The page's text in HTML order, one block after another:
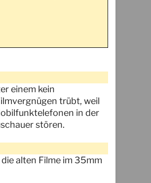
einem kein
trübt, weil
in der
stören.
alten Filme im 35mm